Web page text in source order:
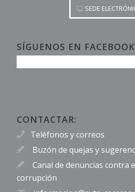
SEDE
SÍGUENOS EN FACEBOOK
CONTACTAR:
Teléfonos y correos
Buzón de quejas y
Canal de denuncias contra
corrupción